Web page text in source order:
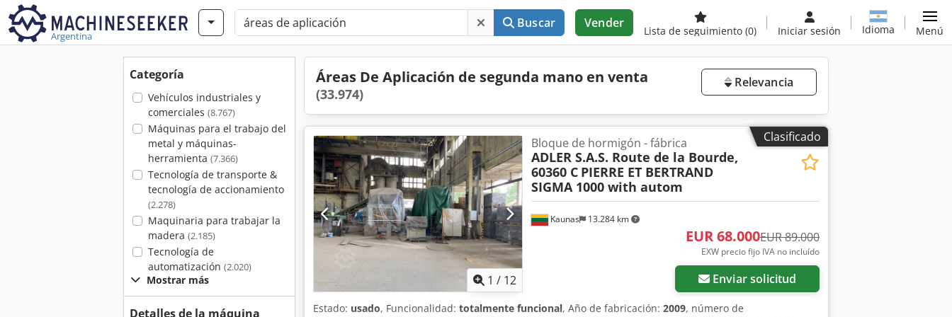
Argentina
Buscar Vender
Lista de seguimiento (0) Iniciar sesión Idioma Menú
Categoría
Vehículos industriales y
comerciales (8.767)
Máquinas para el trabajo del
metal y máquinas-
herramienta (7.366)
Tecnología de transporte &
tecnología de accionamiento
(2.278)
Maquinaria para trabajar la
madera (2.185)
Tecnología de
automatización (2.020)
Mostrar más
Detalles de la máquina
Áreas De Aplicación de segunda mano en venta
(33.974)
Relevancia
Clasificado
1 / 12
Kaunas 13.284 km
Bloque de hormigón - fábrica
ADLER S.A.S. Route de la Bourde,
60360 C PIERRE ET BERTRAND
SIGMA 1000 with autom
EUR 68.000EUR 89.000
EXW precio fijo IVA no incluído
Enviar solicitud
Estado: usado, Funcionalidad: totalmente funcional, Año de fabricación: 2009, número de